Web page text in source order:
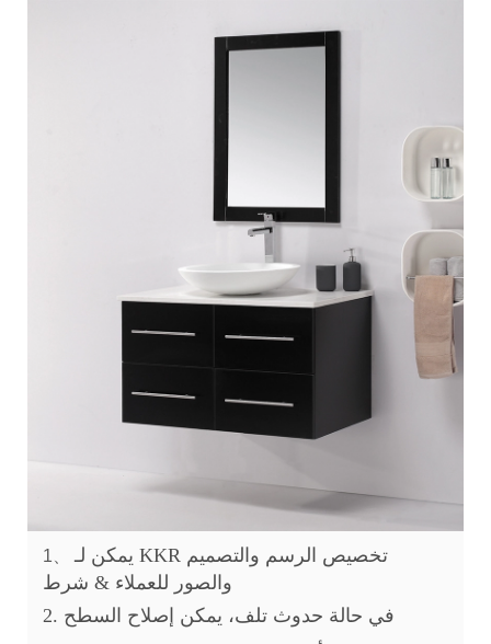
1、 يمكن لـ KKR تخصيص الرسم والتصميم
والصور للعملاء & شرط
2. في حالة حدوث تلف، يمكن إصلاح السطح